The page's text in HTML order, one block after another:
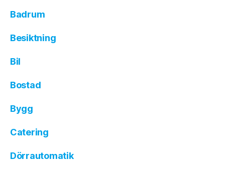
Badrum
Besiktning
Bil
Bostad
Bygg
Catering
Dörrautomatik